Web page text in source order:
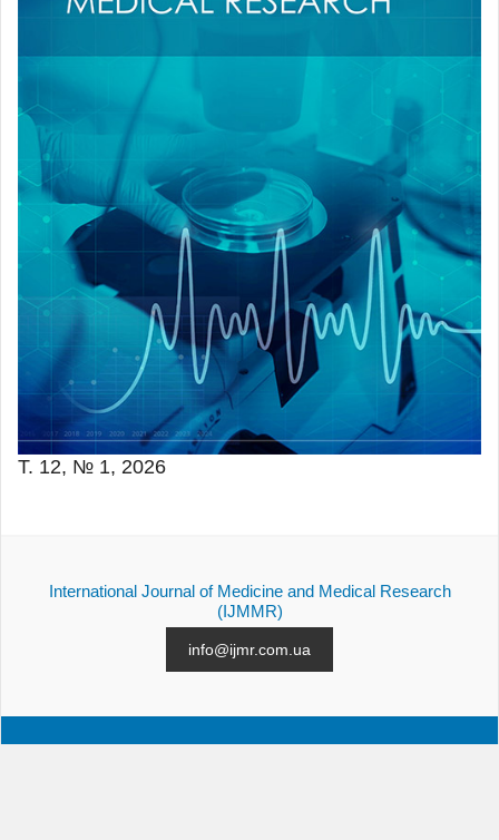
Т. 12, № 1, 2026
International Journal of Medicine and Medical Research
(IJMMR)
info@ijmr.com.ua